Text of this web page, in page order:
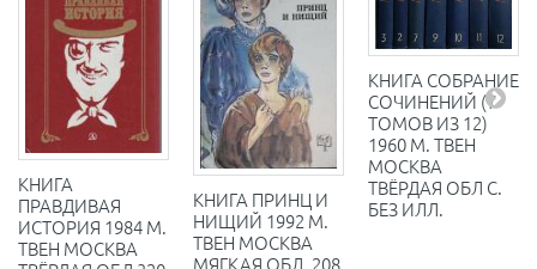
КНИГА
ПРАВДИВАЯ
ИСТОРИЯ 1984 М.
ТВЕН МОСКВА
КНИГА ПРИНЦ И
НИЩИЙ 1992 М.
ТВЕН МОСКВА
МЯГКАЯ ОБЛ. 208
КНИГА СОБРАНИЕ
СОЧИНЕНИЙ (7
ТОМОВ ИЗ 12)
1960 М. ТВЕН
МОСКВА
ТВЁРДАЯ ОБЛ С.
БЕЗ ИЛЛ.